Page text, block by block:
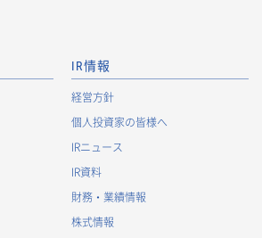
IR情報
経営方針
個人投資家の皆様へ
IRニュース
IR資料
財務・業績情報
株式情報